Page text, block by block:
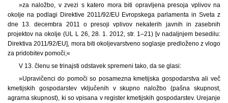
»za naložbo, v zvezi s katero mora biti opravljena presoja vplivov na
okolje na podlagi Direktive 2011/92/EU Evropskega parlamenta in Sveta z
dne 13. decembra 2011 o presoji vplivov nekaterih javnih in zasebnih
projektov na okolje (UL L 26, 28. 1. 2012, str. 1–21) [v nadaljnjem besedilu:
Direktiva 2011/92/EU], mora biti okoljevarstveno soglasje predloženo z vlogo
za pridobitev pomoči;«
V 13. členu se trinajsti odstavek spremeni tako, da se glasi:
»Upravičenci do pomoči so posamezna kmetijska gospodarstva ali več
kmetijskih gospodarstev vključenih v skupno naložbo (pašna skupnost,
agrarna skupnost), ki so vpisana v register kmetijskih gospodarstev. Urejanje